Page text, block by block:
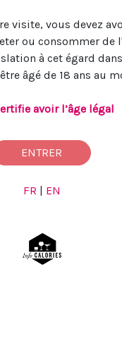
and the Google
visite, vous devez
ou consommer de
à cet égard
âgé de 18 ans au
avoir l’âge légal
ENTRER
FR | EN